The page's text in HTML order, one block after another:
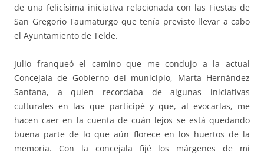
de una felicísima iniciativa relacionada con las Fiestas de
San Gregorio Taumaturgo que tenía previsto llevar a cabo
el Ayuntamiento de Telde.
Julio franqueó el camino que me condujo a la actual
Concejala de Gobierno del municipio, Marta Hernández
Santana, a quien recordaba de algunas iniciativas
culturales en las que participé y que, al evocarlas, me
hacen caer en la cuenta de cuán lejos se está quedando
buena parte de lo que aún florece en los huertos de la
memoria. Con la concejala fijé los márgenes de mi